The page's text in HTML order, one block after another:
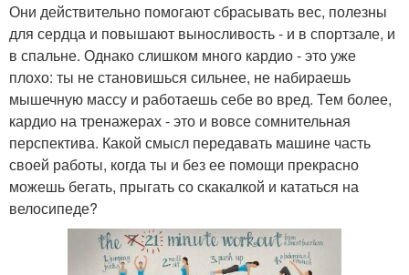
Они действительно помогают сбрасывать вес, полезны
для сердца и повышают выносливость - и в спортзале, и
в спальне. Однако слишком много кардио - это уже
плохо: ты не становишься сильнее, не набираешь
мышечную массу и работаешь себе во вред. Тем более,
кардио на тренажерах - это и вовсе сомнительная
перспектива. Какой смысл передавать машине часть
своей работы, когда ты и без ее помощи прекрасно
можешь бегать, прыгать со скакалкой и кататься на
велосипеде?